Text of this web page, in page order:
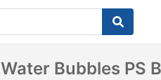
Water Bubbles PS